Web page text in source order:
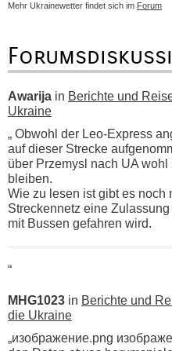
Mehr Ukrainewetter findet sich im Forum
Awarija in Berichte und
Ukraine
„ Obwohl der Leo-Express
auf dieser Strecke
über Przemysl nach UA
bleiben.
Wie zu lesen ist gibt es noch
Streckennetz eine
mit Bussen gefahren wird.
“
MHG1023 in Berichte und
die Ukraine
„изображение.png